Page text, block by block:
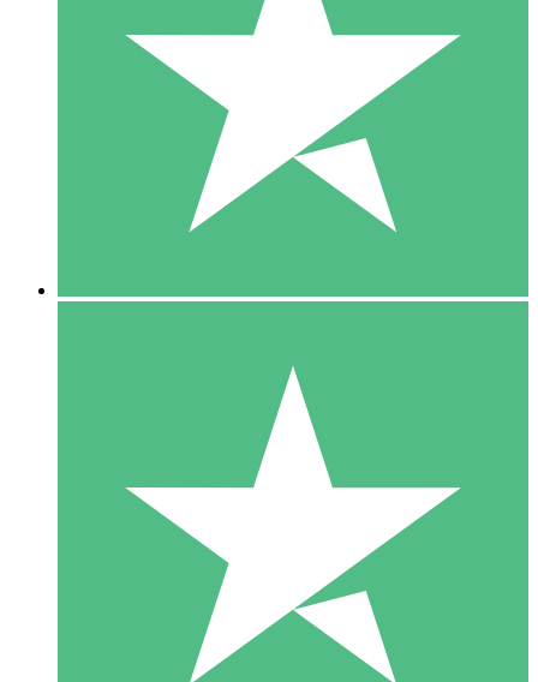
Payez à l'utilisation avec des crédits de téléchargement. Sans
1 Téléchargement
10 00
10 Téléchargements
20 00